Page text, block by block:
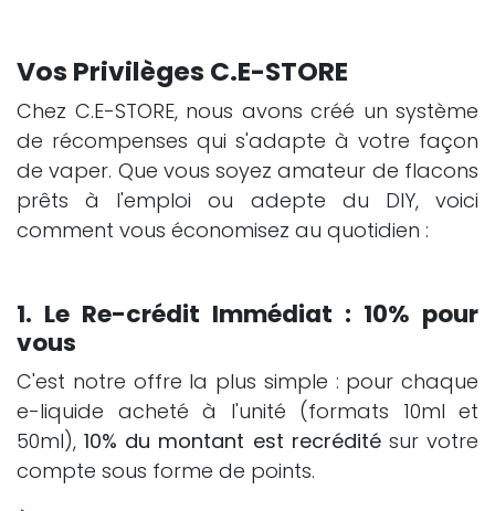
Vos Privilèges C.E-STORE
Chez C.E-STORE, nous avons créé un système
de récompenses qui s'adapte à votre façon
de vaper. Que vous soyez amateur de flacons
prêts à l'emploi ou adepte du DIY, voici
comment vous économisez au quotidien :
1. Le Re-crédit Immédiat : 10% pour
vous
C'est notre offre la plus simple : pour chaque
e-liquide acheté à l'unité (formats 10ml et
50ml),10% du montant est recréditésur votre
compte sous forme de points.